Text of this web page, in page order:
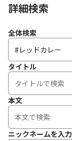
詳細検索
全体検索
タイトル
本文
ニックネームを入力